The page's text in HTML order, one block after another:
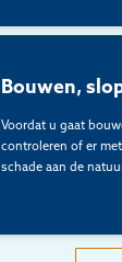
Bouwen,
Voordat u gaat
controleren of er
schade aan de